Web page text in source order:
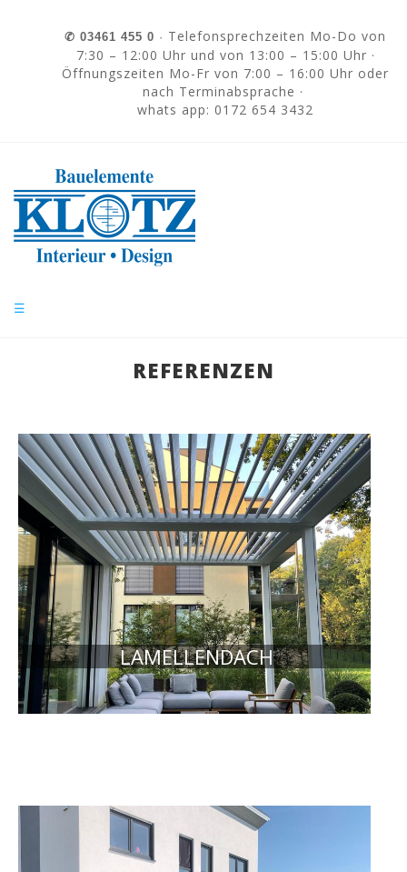
✆ 03461 455 0 · Telefonsprechzeiten Mo-Do von
7:30 – 12:00 Uhr und von 13:00 – 15:00 Uhr ·
Öffnungszeiten Mo-Fr von 7:00 – 16:00 Uhr oder
nach Terminabsprache ·
whats app: 0172 654 3432
☰
REFERENZEN
LAMELLENDACH